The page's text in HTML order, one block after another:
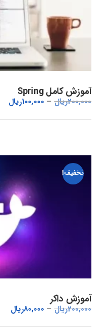
آموزش کامل Spring
200,000ریال 100,000ریال
تخفیف!
آموزش داکر
200,000ریال 80,000ریال